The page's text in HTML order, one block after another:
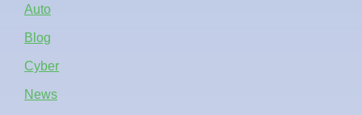
Auto
Blog
Cyber
News